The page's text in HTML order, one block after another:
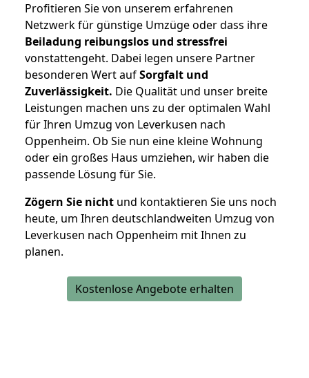
Profitieren Sie von unserem erfahrenen
Netzwerk für günstige Umzüge oder dass ihre
Beiladung reibungslos und stressfrei
vonstattengeht. Dabei legen unsere Partner
besonderen Wert aufSorgfalt und
Zuverlässigkeit. Die Qualität und unser breite
Leistungen machen uns zu der optimalen Wahl
für Ihren Umzug von Leverkusen nach
Oppenheim. Ob Sie nun eine kleine Wohnung
oder ein großes Haus umziehen, wir haben die
passende Lösung für Sie.
Zögern Sie nicht und kontaktieren Sie uns noch
heute, um Ihren deutschlandweiten Umzug von
Leverkusen nach Oppenheim mit Ihnen zu
planen.
Kostenlose Angebote erhalten